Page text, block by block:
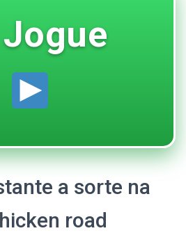
Jogue
a sorte na
road